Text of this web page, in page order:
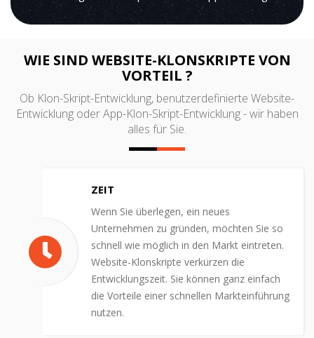
WIE SIND WEBSITE-KLONSKRIPTE VON
VORTEIL ?
Ob Klon-Skript-Entwicklung, benutzerdefinierte Website-
Entwicklung oder App-Klon-Skript-Entwicklung - wir haben
alles für Sie.
ZEIT
Wenn Sie überlegen, ein neues
Unternehmen zu gründen, möchten Sie so
schnell wie möglich in den Markt eintreten.
Website-Klonskripte verkürzen die
Entwicklungszeit. Sie können ganz einfach
die Vorteile einer schnellen Markteinführung
nutzen.